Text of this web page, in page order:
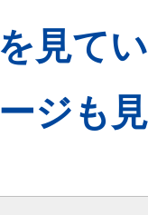
見て
ジも